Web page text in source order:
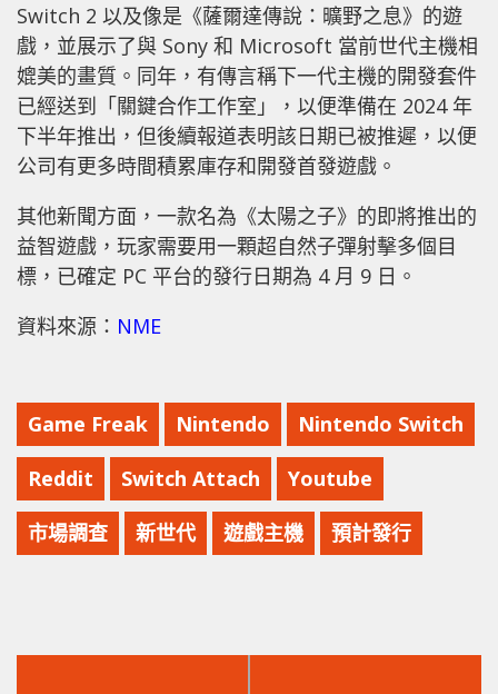
Switch 2 以及像是《薩爾達傳說：曠野之息》的遊
戲，並展示了與 Sony 和 Microsoft 當前世代主機相
媲美的畫質。同年，有傳言稱下一代主機的開發套件
已經送到「關鍵合作工作室」，以便準備在 2024 年
下半年推出，但後續報道表明該日期已被推遲，以便
公司有更多時間積累庫存和開發首發遊戲。
其他新聞方面，一款名為《太陽之子》的即將推出的
益智遊戲，玩家需要用一顆超自然子彈射擊多個目
標，已確定 PC 平台的發行日期為 4 月 9 日。
資料來源： NME
Game Freak Nintendo Nintendo Switch
Reddit Switch Attach Youtube
市場調查 新世代 遊戲主機 預計發行